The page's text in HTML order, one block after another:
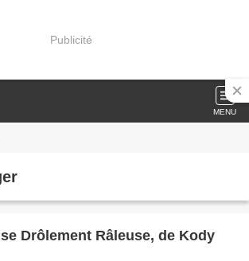
Publicité
MENU
Drôlement Râleuse, de Kody